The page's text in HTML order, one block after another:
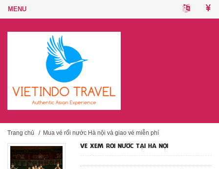
Trang chủ / Mua vé rối nước Hà nội và giao vé miễn phí
VÉ XEM RỐI NƯỚC TẠI HÀ NỘI